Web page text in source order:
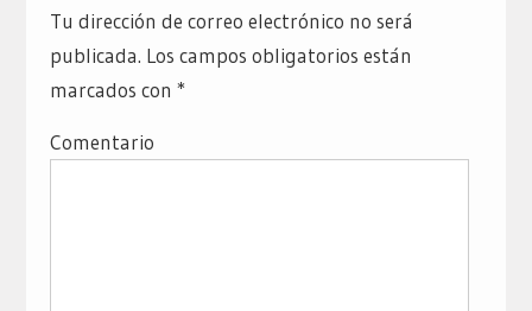
Tu dirección de correo electrónico no será
publicada. Los campos obligatorios están
marcados con *
Comentario